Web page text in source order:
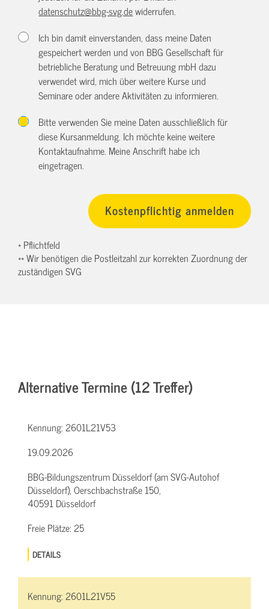
datenschutz@bbg-svg.dewiderrufen.
Ich bin damit einverstanden, dass meine Daten
gespeichert werden und von BBG Gesellschaft für
betriebliche Beratung und Betreuung mbH dazu
verwendet wird, mich über weitere Kurse und
Seminare oder andere Aktivitäten zu informieren.
Bitte verwenden Sie meine Daten ausschließlich für
diese Kursanmeldung. Ich möchte keine weitere
Kontaktaufnahme. Meine Anschrift habe ich
eingetragen.
* Pflichtfeld
** Wir benötigen die Postleitzahl zur korrekten Zuordnung der
zuständigen SVG
Alternative Termine (12 Treffer)
Kennung:2601L21V53
19.09.2026
BBG-Bildungszentrum Düsseldorf (am SVG-Autohof
Düsseldorf), Oerschbachstraße 150,
40591 Düsseldorf
Freie Plätze:25
DETAILS
Kennung:2601L21V55